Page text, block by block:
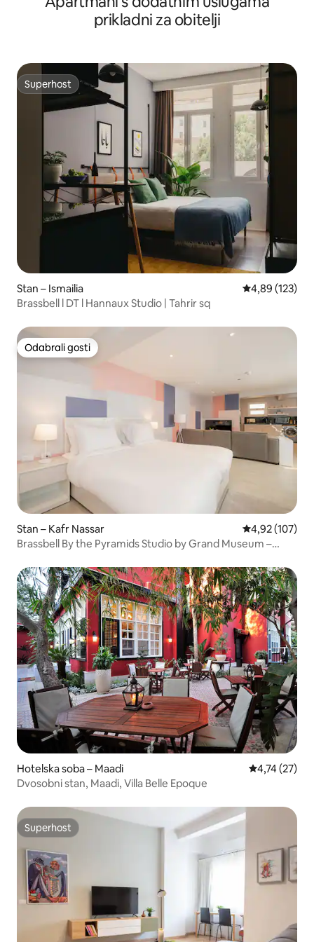
prikladni za obitelji
Superhost
Superhost
Stan – Ismailia Prosječna
4,89 (123)
Brassbell l DT l Hannaux Studio | Tahrir sq
Odabrali gosti
Odabrali gosti
Stan – Kafr Nassar Prosječna
4,92 (107)
Brassbell By the Pyramids Studio by Grand Museum –
Hotelska soba – Maadi Prosječna
4,74 (27)
Dvosobni stan, Maadi, Villa Belle Epoque
Superhost
Superhost